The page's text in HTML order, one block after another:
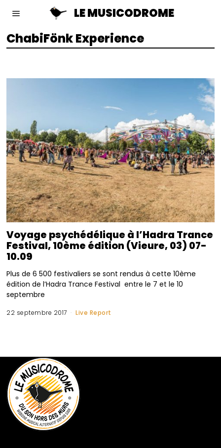
LE MUSICODROME
ChabiFönk Experience
Voyage psychédélique à l’Hadra Trance
Festival, 10ème édition (Vieure, 03) 07-
10.09
Plus de 6 500 festivaliers se sont rendus à cette 10ème
édition de l’Hadra Trance Festival entre le 7 et le 10
septembre
22 septembre 2017 Live Report